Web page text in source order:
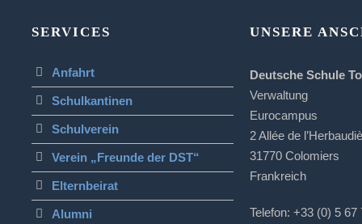
SERVICES
Anfahrt
Schulkantinen
Schulverein
Verein „Freunde der DST“
Elternbeirat
Alumni
UNSERE
Deutsche Schule
Verwaltung
Eurocampus
2 Allée de
31770 Colomiers
Frankreich
Telefon: +33 (0) 5 67